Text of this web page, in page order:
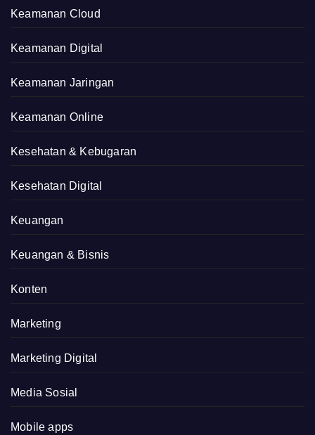
Keamanan Cloud
Keamanan Digital
Keamanan Jaringan
Keamanan Online
Kesehatan & Kebugaran
Kesehatan Digital
Keuangan
Keuangan & Bisnis
Konten
Marketing
Marketing Digital
Media Sosial
Mobile apps